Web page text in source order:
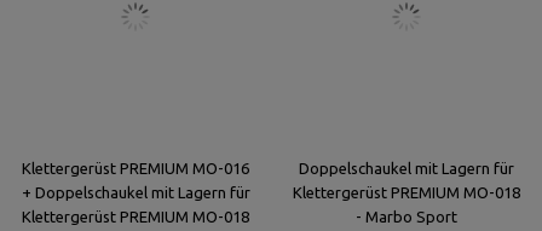
Klettergerüst PREMIUM MO-016
+ Doppelschaukel mit Lagern für
Klettergerüst PREMIUM MO-018
Doppelschaukel mit Lagern für
Klettergerüst PREMIUM MO-018
- Marbo Sport